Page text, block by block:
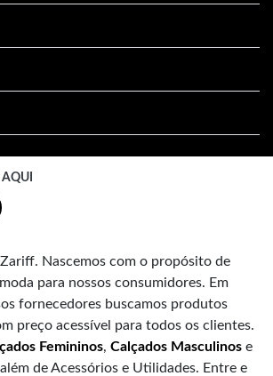
Nascemos com o propósito de
para nossos consumidores. Em
fornecedores buscamos produtos
preço acessível para todos os clientes.
Femininos, Calçados Masculinos e
além de Acessórios e Utilidades. Entre e